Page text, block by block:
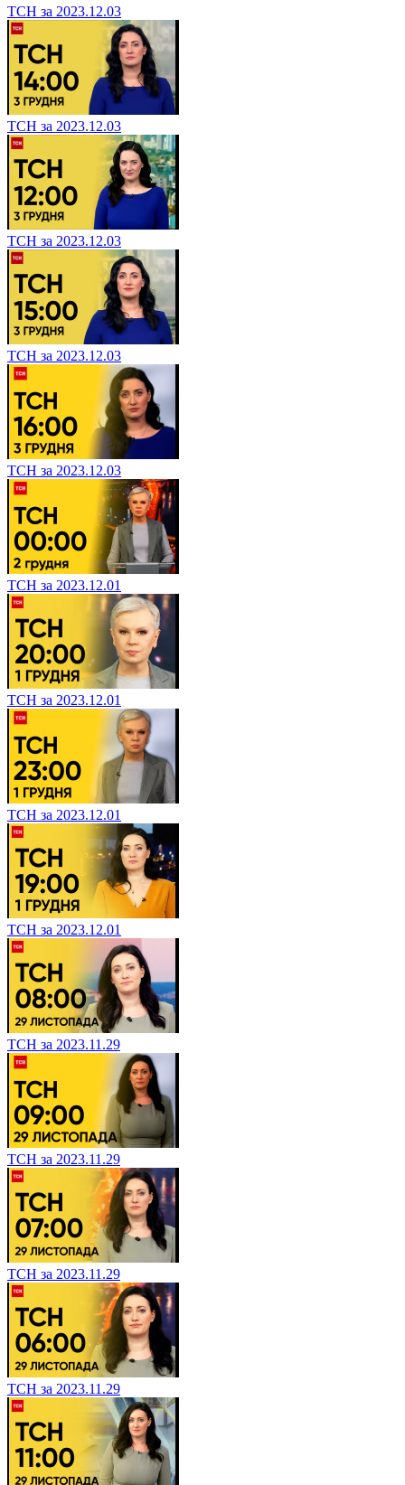
ТСН за 2023.12.03
ТСН за 2023.12.03
ТСН за 2023.12.03
ТСН за 2023.12.03
ТСН за 2023.12.03
ТСН за 2023.12.01
ТСН за 2023.12.01
ТСН за 2023.12.01
ТСН за 2023.12.01
ТСН за 2023.11.29
ТСН за 2023.11.29
ТСН за 2023.11.29
ТСН за 2023.11.29